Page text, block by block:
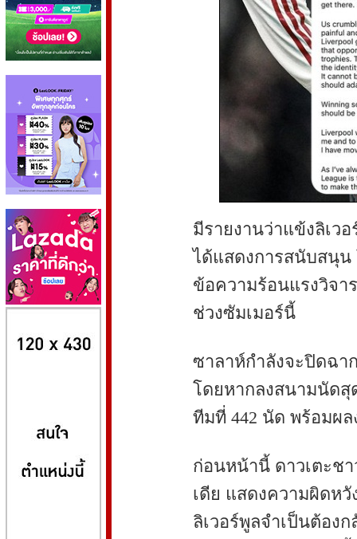
มีรายงานว่าแข้งลิเว
ได้แสดงการสนับสนุน
ข้อความร้อนแรงวิจ
ช่วงซัมเมอร์นี้
ซาลาห์กำลังจะปิดฉา
โดยหากลงสนามนัดสุ
ทีมที่ 442 นัด พร้อมผล
ก่อนหน้านี้ ดาวเตะช
เดีย แสดงความผิดห
ลิเวอร์พูลจำเป็นต้อง